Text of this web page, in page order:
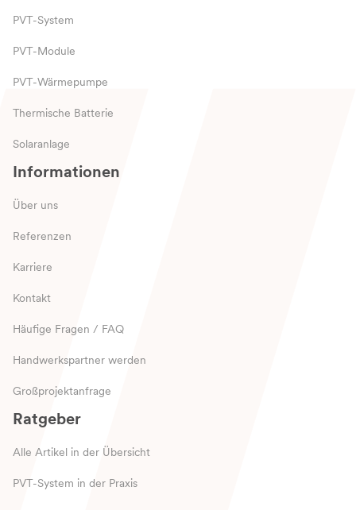
PVT-System
PVT-Module
PVT-Wärmepumpe
Thermische Batterie
Solaranlage
Informationen
Über uns
Referenzen
Karriere
Kontakt
Häufige Fragen / FAQ
Handwerkspartner werden
Großprojektanfrage
Ratgeber
Alle Artikel in der Übersicht
PVT-System in der Praxis